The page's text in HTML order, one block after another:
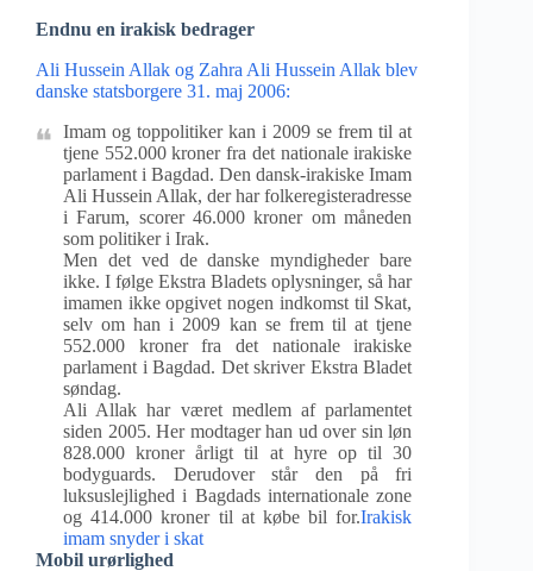
Endnu en irakisk bedrager
Ali Hussein Allak og Zahra Ali Hussein Allak blev
danske statsborgere 31. maj 2006:
Imam og toppolitiker kan i 2009 se frem til at
tjene 552.000 kroner fra det nationale irakiske
parlament i Bagdad. Den dansk-irakiske Imam
Ali Hussein Allak, der har folkeregisteradresse
i Farum, scorer 46.000 kroner om måneden
som politiker i Irak.
Men det ved de danske myndigheder bare
ikke. I følge Ekstra Bladets oplysninger, så har
imamen ikke opgivet nogen indkomst til Skat,
selv om han i 2009 kan se frem til at tjene
552.000 kroner fra det nationale irakiske
parlament i Bagdad. Det skriver Ekstra Bladet
søndag.
Ali Allak har været medlem af parlamentet
siden 2005. Her modtager han ud over sin løn
828.000 kroner årligt til at hyre op til 30
bodyguards. Derudover står den på fri
luksuslejlighed i Bagdads internationale zone
og 414.000 kroner til at købe bil for.Irakisk
imam snyder i skat
Mobil urørlighed